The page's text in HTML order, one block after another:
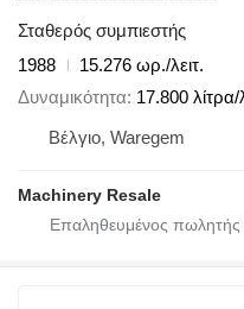
Σταθερός συμπιεστής
1988
15.276 ωρ./λειτ.
Δυναμικότητα 17.800
Βέλγιο, Waregem
Machinery Resale